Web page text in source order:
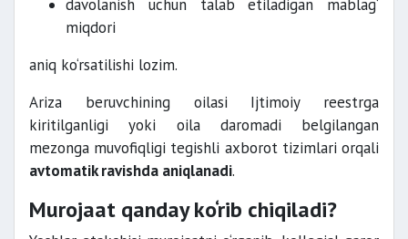
davolanish uchun talab etiladigan mablag‘
miqdori
aniq ko‘rsatilishi lozim.
Ariza beruvchining oilasi Ijtimoiy reestrga
kiritilganligi yoki oila daromadi belgilangan
mezonga muvofiqligi tegishli axborot tizimlari orqali
avtomatik ravishda aniqlanadi.
Murojaat qanday ko‘rib chiqiladi?